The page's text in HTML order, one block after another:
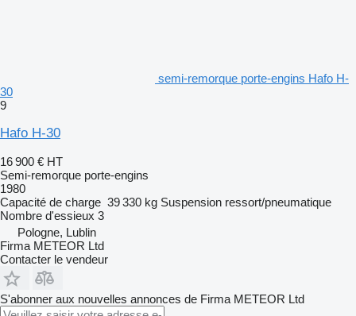
semi-remorque porte-engins Hafo H-
30
9
Hafo H-30
16 900 € HT
Semi-remorque porte-engins
1980
Capacité de charge 39 330 kg Suspension ressort/pneumatique
Nombre d'essieux 3
Pologne, Lublin
Firma METEOR Ltd
Contacter le vendeur
S'abonner aux nouvelles annonces de Firma METEOR Ltd